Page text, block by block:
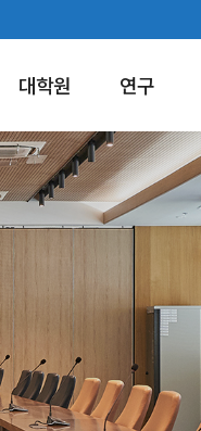
대학원 연구